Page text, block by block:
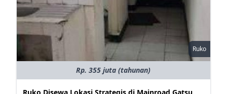
Ruko
Rp. 355 juta (tahunan)